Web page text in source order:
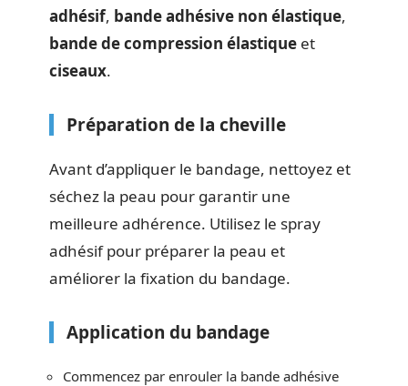
adhésif, bande adhésive non élastique,
bande de compression élastique et
ciseaux.
Préparation de la cheville
Avant d’appliquer le bandage, nettoyez et
séchez la peau pour garantir une
meilleure adhérence. Utilisez le spray
adhésif pour préparer la peau et
améliorer la fixation du bandage.
Application du bandage
Commencez par enrouler la bande adhésive